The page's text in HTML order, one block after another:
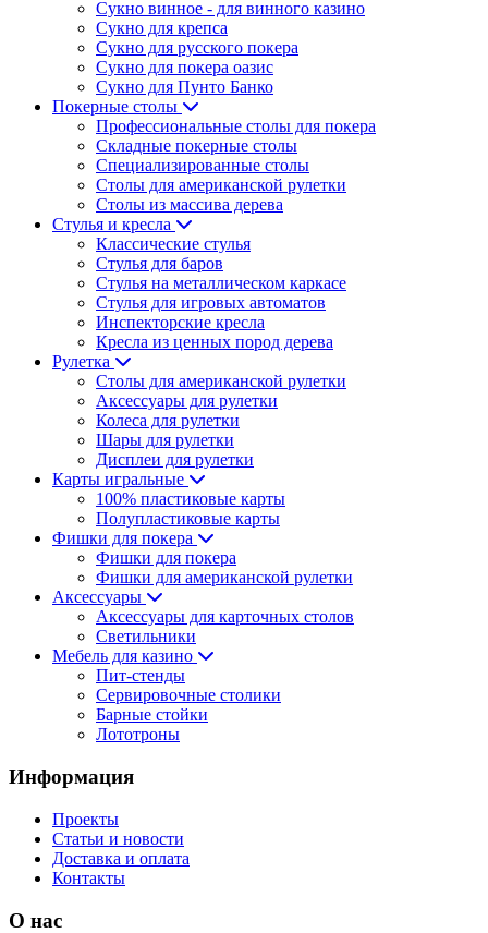
Сукно винное - для винного казино
Сукно для крепса
Сукно для русского покера
Сукно для покера оазис
Сукно для Пунто Банко
Покерные столы
Профессиональные столы для покера
Складные покерные столы
Специализированные столы
Столы для американской рулетки
Столы из массива дерева
Стулья и кресла
Классические стулья
Стулья для баров
Стулья на металлическом каркасе
Стулья для игровых автоматов
Инспекторские кресла
Кресла из ценных пород дерева
Рулетка
Столы для американской рулетки
Аксессуары для рулетки
Колеса для рулетки
Шары для рулетки
Дисплеи для рулетки
Карты игральные
100% пластиковые карты
Полупластиковые карты
Фишки для покера
Фишки для покера
Фишки для американской рулетки
Аксессуары
Аксессуары для карточных столов
Светильники
Мебель для казино
Пит-стенды
Сервировочные столики
Барные стойки
Лототроны
Информация
Проекты
Статьи и новости
Доставка и оплата
Контакты
О нас